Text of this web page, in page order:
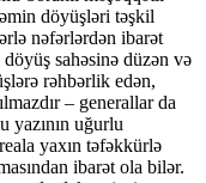
döyüşləri təşkil
nəfərlərdən ibarət
sahəsinə düzən və
rəhbərlik edən,
– generallar da
uğurlu
yaxın təfəkkürlə
ibarət ola bilər.